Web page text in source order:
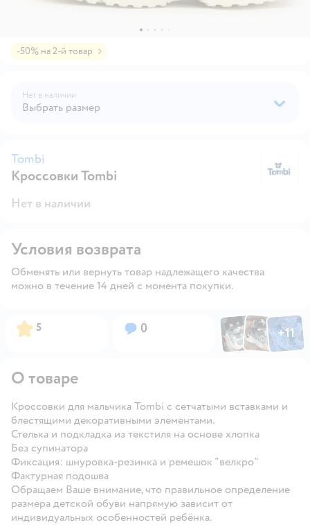
-50% на 2-й товар
Нет в наличии
Выбрать размер
Tombi
Кроссовки Tombi
Нет в наличии
Условия возврата
Обменять или вернуть товар надлежащего качества
можно в течение 14 дней с момента покупки.
Рейтинг:
5 Вопросов:
0 ФотоФотоФото
+11
Открыть
О товаре
Кроссовки для мальчика Tombi с сетчатыми вставками и
блестящими декоративными элементами.
Стелька и подкладка из текстиля на основе хлопка
Без супинатора
Фиксация: шнуровка-резинка и ремешок "велкро"
Фактурная подошва
Обращаем Ваше внимание, что правильное определение
размера детской обуви напрямую зависит от
индивидуальных особенностей ребёнка.